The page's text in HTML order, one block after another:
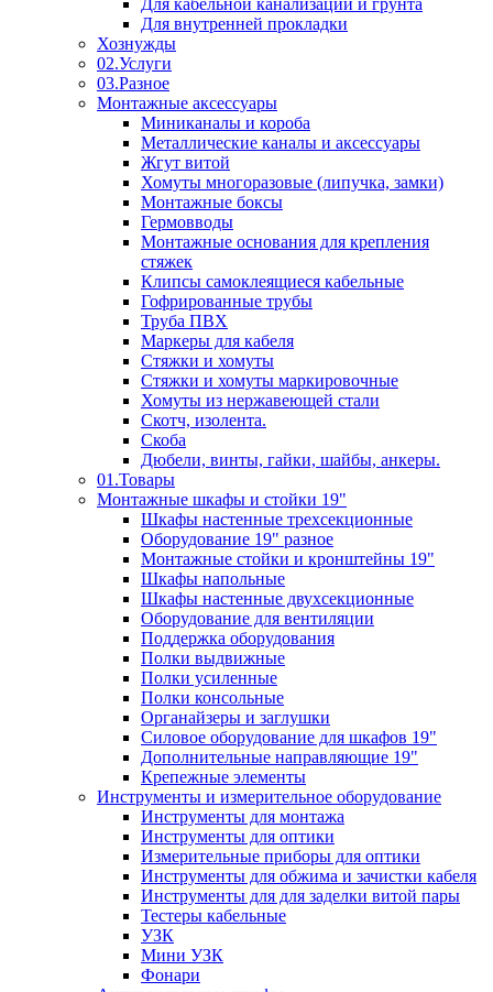
Для кабельной канализации и грунта
Для внутренней прокладки
Хознужды
02.Услуги
03.Разное
Монтажные аксессуары
Миниканалы и короба
Металлические каналы и аксессуары
Жгут витой
Хомуты многоразовые (липучка, замки)
Монтажные боксы
Гермовводы
Монтажные основания для крепления
стяжек
Клипсы самоклеящиеся кабельные
Гофрированные трубы
Труба ПВХ
Маркеры для кабеля
Стяжки и хомуты
Стяжки и хомуты маркировочные
Хомуты из нержавеющей стали
Скотч, изолента.
Скоба
Дюбели, винты, гайки, шайбы, анкеры.
01.Товары
Монтажные шкафы и стойки 19"
Шкафы настенные трехсекционные
Оборудование 19" разное
Монтажные стойки и кронштейны 19"
Шкафы напольные
Шкафы настенные двухсекционные
Оборудование для вентиляции
Поддержка оборудования
Полки выдвижные
Полки усиленные
Полки консольные
Органайзеры и заглушки
Силовое оборудование для шкафов 19"
Дополнительные направляющие 19"
Крепежные элементы
Инструменты и измерительное оборудование
Инструменты для монтажа
Инструменты для оптики
Измерительные приборы для оптики
Инструменты для обжима и зачистки кабеля
Инструменты для для заделки витой пары
Тестеры кабельные
УЗК
Мини УЗК
Фонари